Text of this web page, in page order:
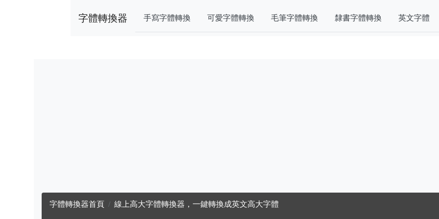
字體轉換器 手寫字體轉換 可愛字體轉換 毛筆字體轉換 隸書字體轉換 英文字體
字體轉換器首頁 線上高大字體轉換器，一鍵轉換成英文高大字體